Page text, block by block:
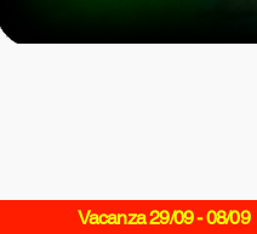
Vacanza 29/09 - 08/09